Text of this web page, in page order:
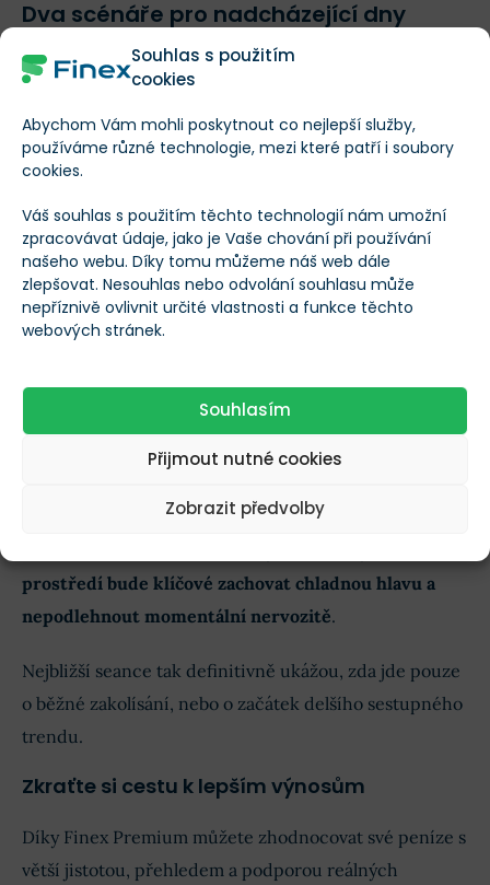
Souhlas s použitím
cookies
Abychom Vám mohli poskytnout co nejlepší služby,
používáme různé technologie, mezi které patří i soubory
cookies.
Váš souhlas s použitím těchto technologií nám umožní
zpracovávat údaje, jako je Vaše chování při používání
našeho webu. Díky tomu můžeme náš web dále
zlepšovat. Nesouhlas nebo odvolání souhlasu může
nepříznivě ovlivnit určité vlastnosti a funkce těchto
webových stránek.
Souhlasím
Přijmout nutné cookies
Zobrazit předvolby
Dva scénáře pro nadcházející dny
Část investorů reaguje na napjatou situaci opatrně a s
návrat ke klouzavým průměrům však automaticky
neznamená začátek dlouhodobého propadu
Krátkodobé oslabení je
přirozenou součástí rostoucího
trhu.
Pokud se na současných hodnotách znovu objeví
kupci, půjde jen o zdravé pročištění po předchozím
Jestliže ale indexy pod tyto úrovně trvale propadnou,
prostředí bude klíčové zachovat chladnou hlavu a
nepodlehnout momentální nervozitě.
Nejbližší seance tak definitivně ukážou, zda jde pouze
o běžné zakolísání, nebo o začátek delšího sestupného
trendu.
Zkraťte si cestu k lepším výnosům
Díky Finex Premium můžete zhodnocovat své peníze s
větší jistotou, přehledem a podporou reálných